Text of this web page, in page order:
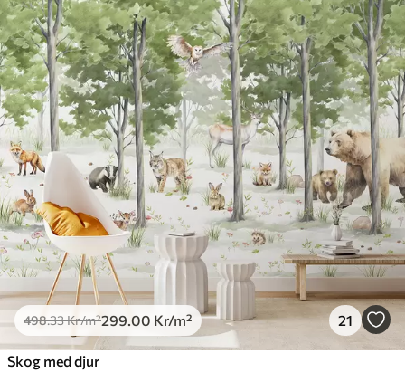
498.33Kr/m²299 .00 Kr/m² 21
Skog med djur